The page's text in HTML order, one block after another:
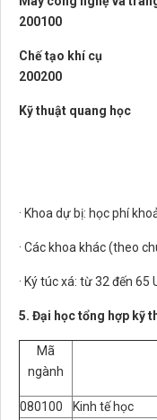
200100
Chế tạo khí cụ
200200
Kỹ thuật quang học
· Khoa dự bị: học phí
· Các khoa khác (theo
· Ký túc xá: từ 32 đến 65
5. Đại học tổng hợp kỹ
Mã
ngành
080100 Kinh tế học